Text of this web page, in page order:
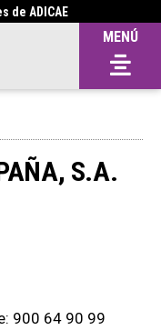
de ADICAE
MENÚ
S.A.
900 64 90 99